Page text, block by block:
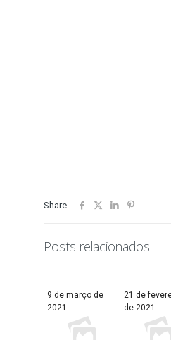
Share
Posts relacionados
9 de março de
2021
21 de
de 2021